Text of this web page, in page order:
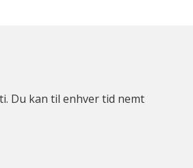
Du kan til enhver tid nemt